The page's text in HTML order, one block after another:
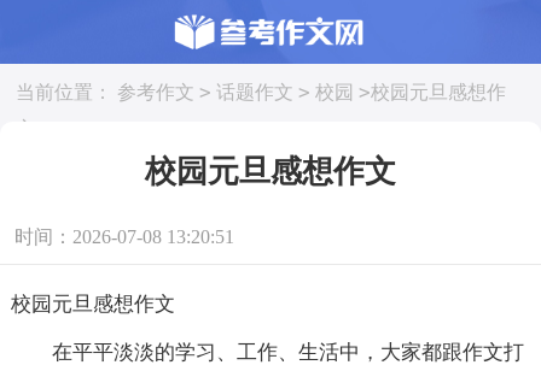
当前位置： 参考作文 > 话题作文 > 校园 >校园元旦感想作
文
校园元旦感想作文
时间：2026-07-08 13:20:51
校园元旦感想作文
在平平淡淡的学习、工作、生活中，大家都跟作文打